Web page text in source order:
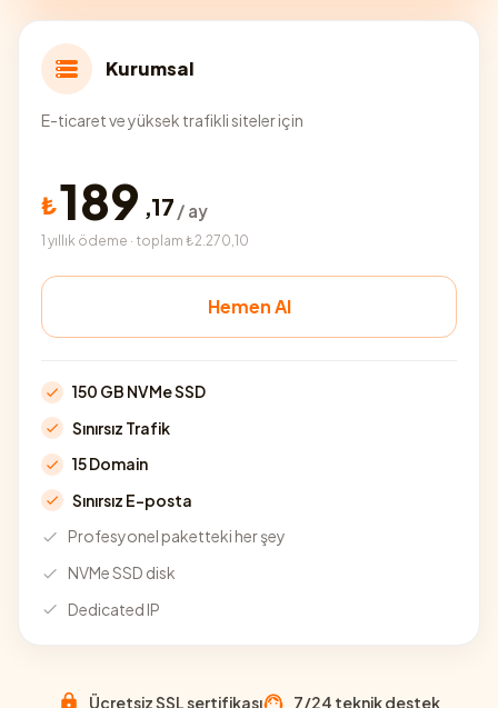
Kurumsal
E-ticaret ve yüksek trafikli siteler için
₺189 ,17 / ay
1 yıllık ödeme · toplam ₺2.270,10
Hemen Al
150 GB NVMe SSD
Sınırsız Trafik
15 Domain
Sınırsız E-posta
Profesyonel paketteki her şey
NVMe SSD disk
Dedicated IP
Ücretsiz SSL sertifikası 7/24 teknik destek